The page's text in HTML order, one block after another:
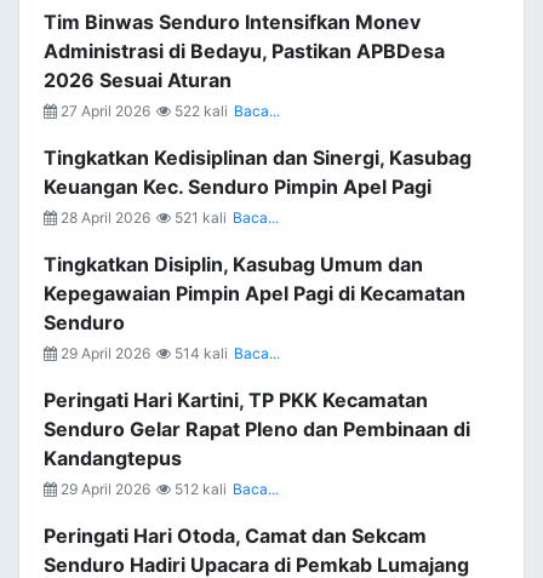
Tim Binwas Senduro Intensifkan Monev
Administrasi di Bedayu, Pastikan APBDesa
2026 Sesuai Aturan
27 April 2026 522 kali Baca...
Tingkatkan Kedisiplinan dan Sinergi, Kasubag
Keuangan Kec. Senduro Pimpin Apel Pagi
28 April 2026 521 kali Baca...
Tingkatkan Disiplin, Kasubag Umum dan
Kepegawaian Pimpin Apel Pagi di Kecamatan
Senduro
29 April 2026 514 kali Baca...
Peringati Hari Kartini, TP PKK Kecamatan
Senduro Gelar Rapat Pleno dan Pembinaan di
Kandangtepus
29 April 2026 512 kali Baca...
Peringati Hari Otoda, Camat dan Sekcam
Senduro Hadiri Upacara di Pemkab Lumajang